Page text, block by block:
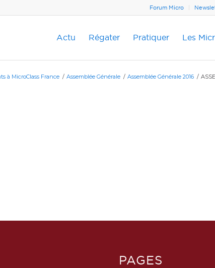
Forum Micro
Actu Régater Pratiquer Les
à MicroClass France / Assemblée Générale / Assemblée Générale 2016 /
PAGES